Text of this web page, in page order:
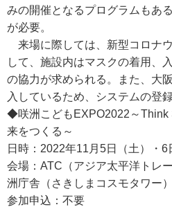
みの開催となるプログラムもあ
が必要。
来場に際しては、新型コロナ
して、施設内はマスクの着用、
の協力が求められる。また、大
入しているため、システムの登
◆咲洲こどもEXPO2022～Think
来をつくる～
日時：2022年11月5日（土）・
会場：ATC（アジア太平洋トレ
洲庁舎（さきしまコスモタワー
参加申込：不要